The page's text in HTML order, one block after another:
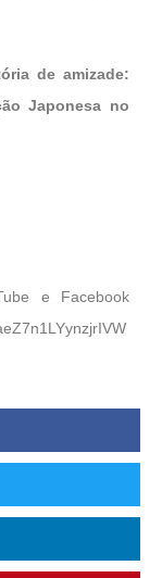
de amizade:
Japonesa no
e Facebook